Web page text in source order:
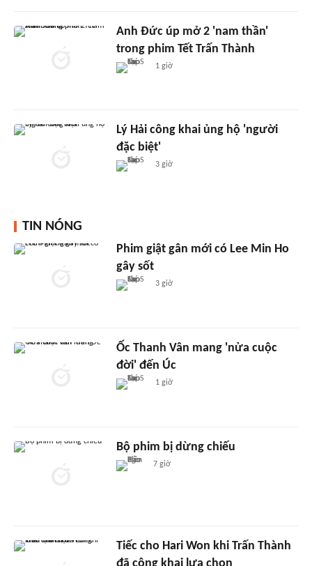
Anh Đức úp mở 2 'nam thần'
trong phim Tết Trấn Thành
1 giờ
Lý Hải công khai ủng hộ 'người
đặc biệt'
3 giờ
TIN NÓNG
Phim giật gân mới có Lee Min Ho
gây sốt
3 giờ
Ốc Thanh Vân mang 'nửa cuộc
đời' đến Úc
1 giờ
Bộ phim bị dừng chiếu
7 giờ
Tiếc cho Hari Won khi Trấn Thành